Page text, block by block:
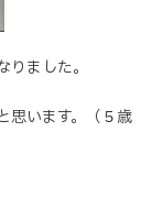
ました。
思います。（５歳